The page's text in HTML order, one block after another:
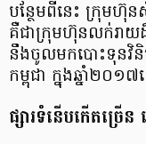
បន្ថែម​ពី​នេះ ក្រុមហ៊ុ
គឺ​ជា​ក្រុមហ៊ុន​លក់​រាយ​
នឹង​ចូល​មក​បោះទុន​វិ
កម្ពុជា ក្នុង​ឆ្នាំ​២០១៧​
ផ្សារ​ទំនើប​កើត​ច្រើ